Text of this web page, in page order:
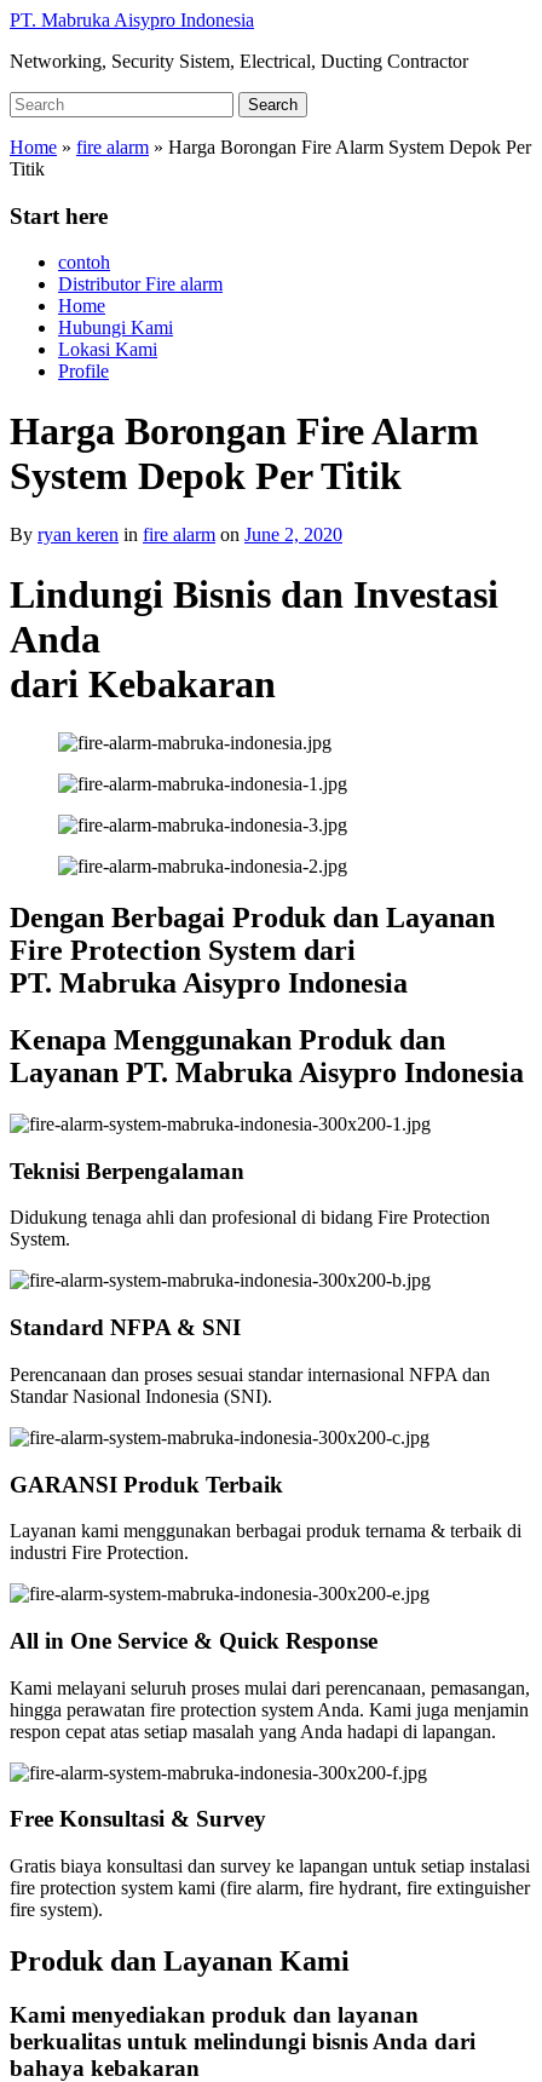
Skip
main
PT. Mabruka Aisypro Indonesia
Networking, Security Sistem, Electrical, Ducting Contractor
Search
for:
Search
Home » fire alarm » Harga Borongan Fire Alarm System Depok Per
Titik
Start here
contoh
Distributor Fire alarm
Home
Hubungi Kami
Lokasi Kami
Profile
Harga Borongan Fire Alarm
System Depok Per Titik
By ryan keren in fire alarm on June 2, 2020
Lindungi Bisnis dan Investasi
Anda
dari Kebakaran
Dengan Berbagai Produk dan Layanan
Fire Protection System dari
PT. Mabruka Aisypro Indonesia
Kenapa Menggunakan Produk dan
Layanan PT. Mabruka Aisypro Indonesia
Teknisi Berpengalaman
Didukung tenaga ahli dan profesional di bidang Fire Protection
System.
Standard NFPA & SNI
Perencanaan dan proses sesuai standar internasional NFPA dan
Standar Nasional Indonesia (SNI).
GARANSI Produk Terbaik
Layanan kami menggunakan berbagai produk ternama & terbaik di
industri Fire Protection.
All in One Service & Quick Response
Kami melayani seluruh proses mulai dari perencanaan, pemasangan,
hingga perawatan fire protection system Anda. Kami juga menjamin
respon cepat atas setiap masalah yang Anda hadapi di lapangan.
Free Konsultasi & Survey
Gratis biaya konsultasi dan survey ke lapangan untuk setiap instalasi
fire protection system kami (fire alarm, fire hydrant, fire extinguisher
fire system).
Produk dan Layanan Kami
Kami menyediakan produk dan layanan
berkualitas untuk melindungi bisnis Anda dari
bahaya kebakaran